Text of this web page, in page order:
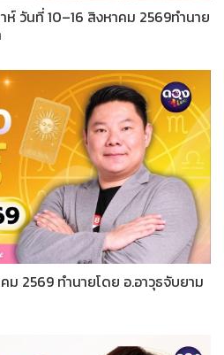
วันที่ 10–16 สิงหาคม 2569ทำนาย
ม 2569 ทำนายโดย อ.อาวุธจับยาม